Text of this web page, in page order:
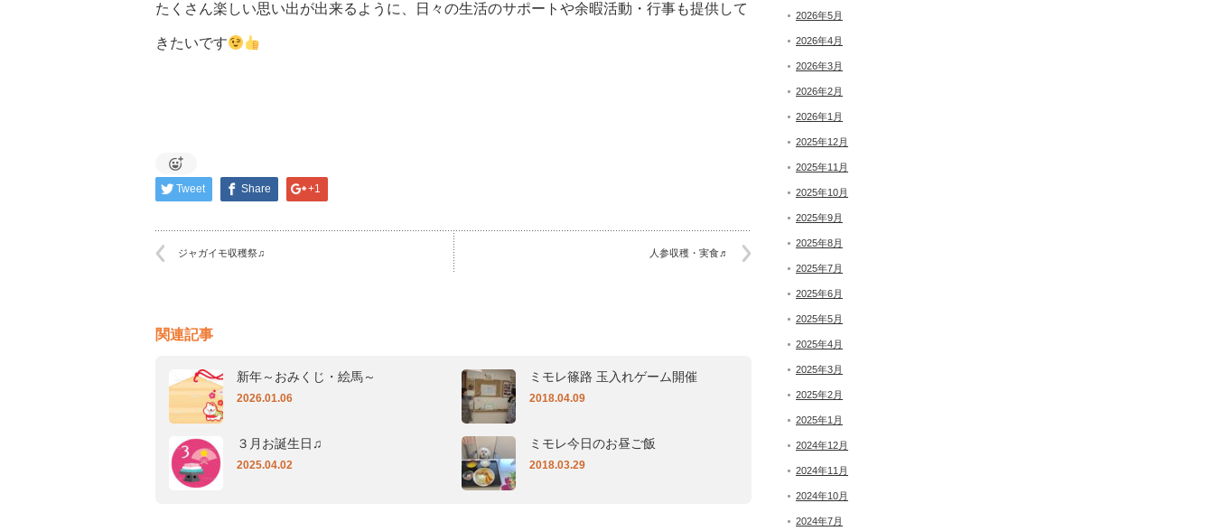
たくさん楽しい思い出が出来るように、日々の生活のサポートや余暇活動・行事も提供して
きたいです
Tweet Share +1
ジャガイモ収穫祭♫ 人参収穫・実食♬
関連記事
新年～おみくじ・絵馬～
2026.01.06
ミモレ篠路 玉入れゲーム開催
2018.04.09
３月お誕生日♫
2025.04.02
ミモレ今日のお昼ご飯
2018.03.29
2026年5月
2026年4月
2026年3月
2026年2月
2026年1月
2025年12月
2025年11月
2025年10月
2025年9月
2025年8月
2025年7月
2025年6月
2025年5月
2025年4月
2025年3月
2025年2月
2025年1月
2024年12月
2024年11月
2024年10月
2024年7月